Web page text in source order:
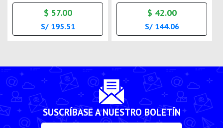
$ 57.00
S/ 195.51
$ 42.00
S/ 144.06
SUSCRÍBASE A NUESTRO BOLETÍN